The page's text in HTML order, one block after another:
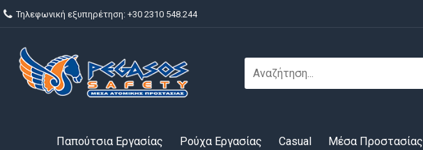
Τηλεφωνική εξυπηρέτηση: +30 2310 548.244
Παπούτσια Εργασίας Ρούχα Εργασίας Casual Μέσα Προστασίας